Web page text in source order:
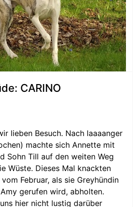
CARINO
lieben Besuch. Nach laaaanger
machte sich Annette mit
Sohn Till auf den weiten Weg
Wüste. Dieses Mal knackten
Februar, als sie Greyhündin
gerufen wird, abholten.
hier nicht lustig darüber